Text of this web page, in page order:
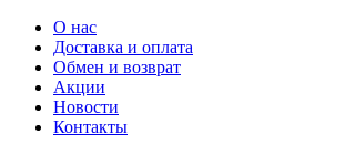
О нас
Доставка и оплата
Обмен и возврат
Акции
Новости
Контакты